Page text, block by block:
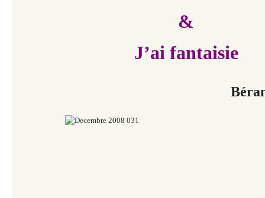
&
J’ai fantaisie